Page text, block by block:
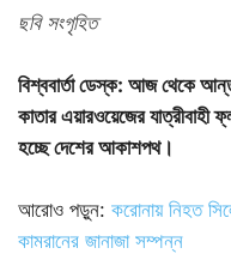
ছবি সংগৃহিত
বিশ্ববার্তা ডেস্ক: আজ থেকে
কাতার এয়ারওয়েজের যাত্রীবাহী
হচ্ছে দেশের আকাশপথ।
আরোও পড়ুন: করোনায় নিহত
কামরানের জানাজা সম্পন্ন